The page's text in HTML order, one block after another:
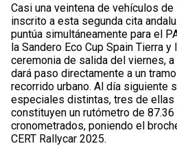
Casi una veintena de vehículos
inscrito a esta segunda cita
puntúa simultáneamente para el
la Sandero Eco Cup Spain Tierra
ceremonia de salida del viernes,
dará paso directamente a un
recorrido urbano. Al día siguiente
especiales distintas, tres de ellas
constituyen un rutómetro de
cronometrados, poniendo el
CERT Rallycar 2025.